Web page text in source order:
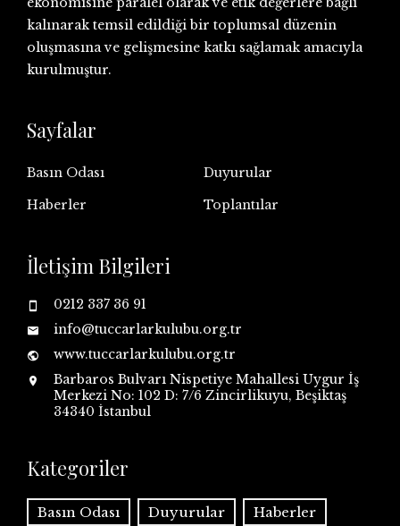
kalınarak temsil edildiği bir toplumsal düzenin
oluşmasına ve gelişmesine katkı sağlamak amacıyla
kurulmuştur.
Sayfalar
Basın Odası
Duyurular
Haberler
Toplantılar
İletişim Bilgileri
0212 337 36 91
info@tuccarlarkulubu.org.tr
www.tuccarlarkulubu.org.tr
Barbaros Bulvarı Nispetiye Mahallesi Uygur İş
Merkezi No: 102 D: 7/6 Zincirlikuyu, Beşiktaş
34340 İstanbul
Kategoriler
Basın Odası Duyurular Haberler